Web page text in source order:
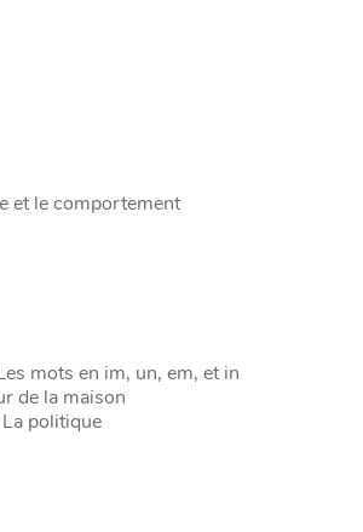
et le comportement
mots en im, un, em, et in
de la maison
politique